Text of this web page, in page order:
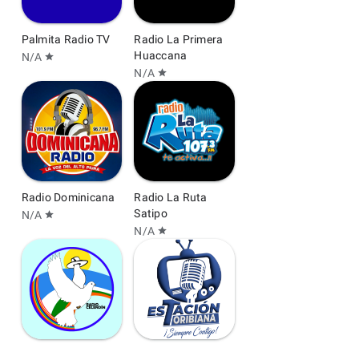
Palmita Radio TV
N/A star
Radio La Primera
Huaccana
N/A star
Radio Dominicana
N/A star
Radio La Ruta
Satipo
N/A star